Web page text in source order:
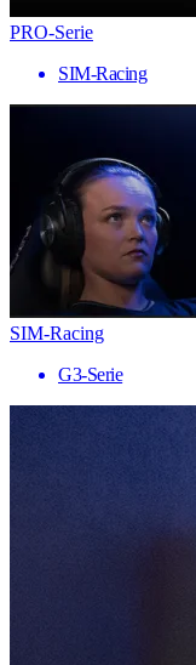
PRO-Serie
SIM-Racing
SIM-Racing
G3-Serie